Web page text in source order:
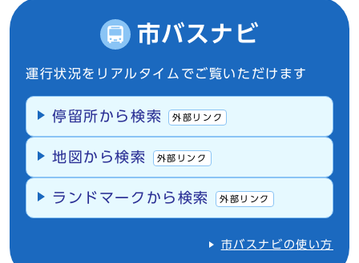
市バスナビ
運行状況をリアルタイムでご覧いただけます
停留所から検索 外部リンク
地図から検索 外部リンク
ランドマークから検索 外部リンク
市バスナビの使い方